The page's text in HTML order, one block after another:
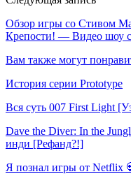
Обзор игры со Стивом
Крепости! — Видео шоу
Вам также могут
История серии Prototype
Вся суть 007 First Light
Dave the Diver: In the
инди [Рефанд?!]
Я познал игры от